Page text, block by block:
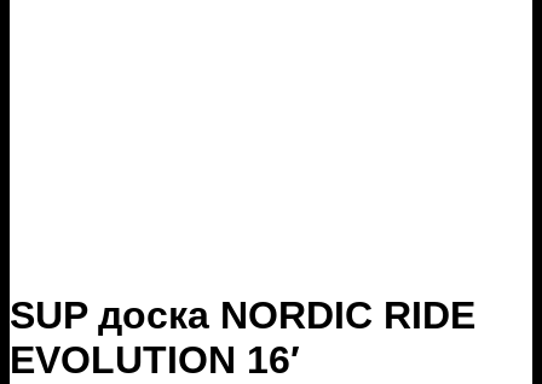
SUP доска NORDIC RIDE
EVOLUTION 16′